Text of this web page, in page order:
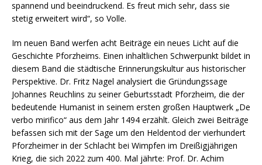
spannend und beeindruckend. Es freut mich sehr, dass sie
stetig erweitert wird“, so Volle.
Im neuen Band werfen acht Beiträge ein neues Licht auf die
Geschichte Pforzheims. Einen inhaltlichen Schwerpunkt bildet in
diesem Band die städtische Erinnerungskultur aus historischer
Perspektive. Dr. Fritz Nagel analysiert die Gründungssage
Johannes Reuchlins zu seiner Geburtsstadt Pforzheim, die der
bedeutende Humanist in seinem ersten großen Hauptwerk „De
verbo mirifico“ aus dem Jahr 1494 erzählt. Gleich zwei Beiträge
befassen sich mit der Sage um den Heldentod der vierhundert
Pforzheimer in der Schlacht bei Wimpfen im Dreißigjährigen
Krieg, die sich 2022 zum 400. Mal jährte: Prof. Dr. Achim